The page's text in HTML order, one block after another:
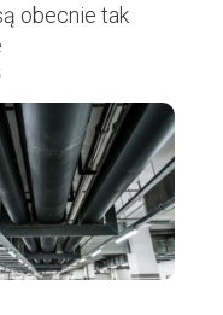
obecnie tak